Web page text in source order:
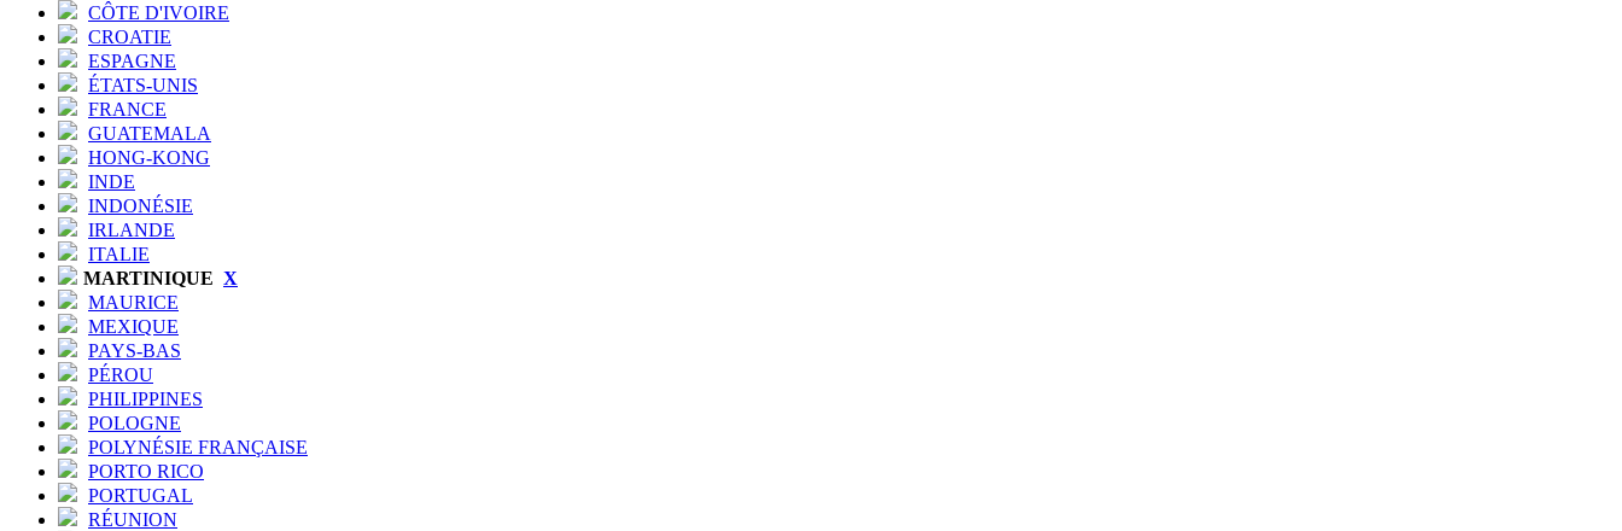
CÔTE D'IVOIRE
CROATIE
ESPAGNE
ÉTATS-UNIS
FRANCE
GUATEMALA
HONG-KONG
INDE
INDONÉSIE
IRLANDE
ITALIE
MARTINIQUE X
MAURICE
MEXIQUE
PAYS-BAS
PÉROU
PHILIPPINES
POLOGNE
POLYNÉSIE FRANÇAISE
PORTO RICO
PORTUGAL
RÉUNION